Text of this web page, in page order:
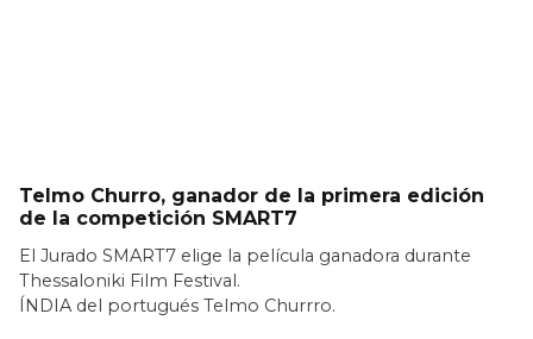
Telmo Churro, ganador de la primera edición
de la competición SMART7
El Jurado SMART7 elige la película ganadora durante
Thessaloniki Film Festival.
ÍNDIA del portugués Telmo Churrro.